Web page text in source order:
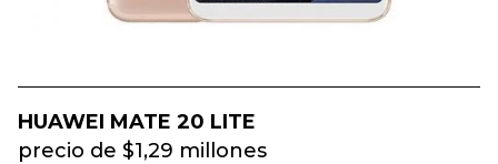
HUAWEI MATE 20 LITE
precio de $1,29 millones